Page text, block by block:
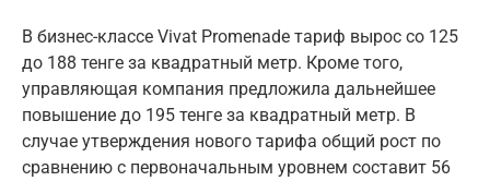
В бизнес-классе Vivat Promenade тариф вырос со 125
до 188 тенге за квадратный метр. Кроме того,
управляющая компания предложила дальнейшее
повышение до 195 тенге за квадратный метр. В
случае утверждения нового тарифа общий рост по
сравнению с первоначальным уровнем составит 56